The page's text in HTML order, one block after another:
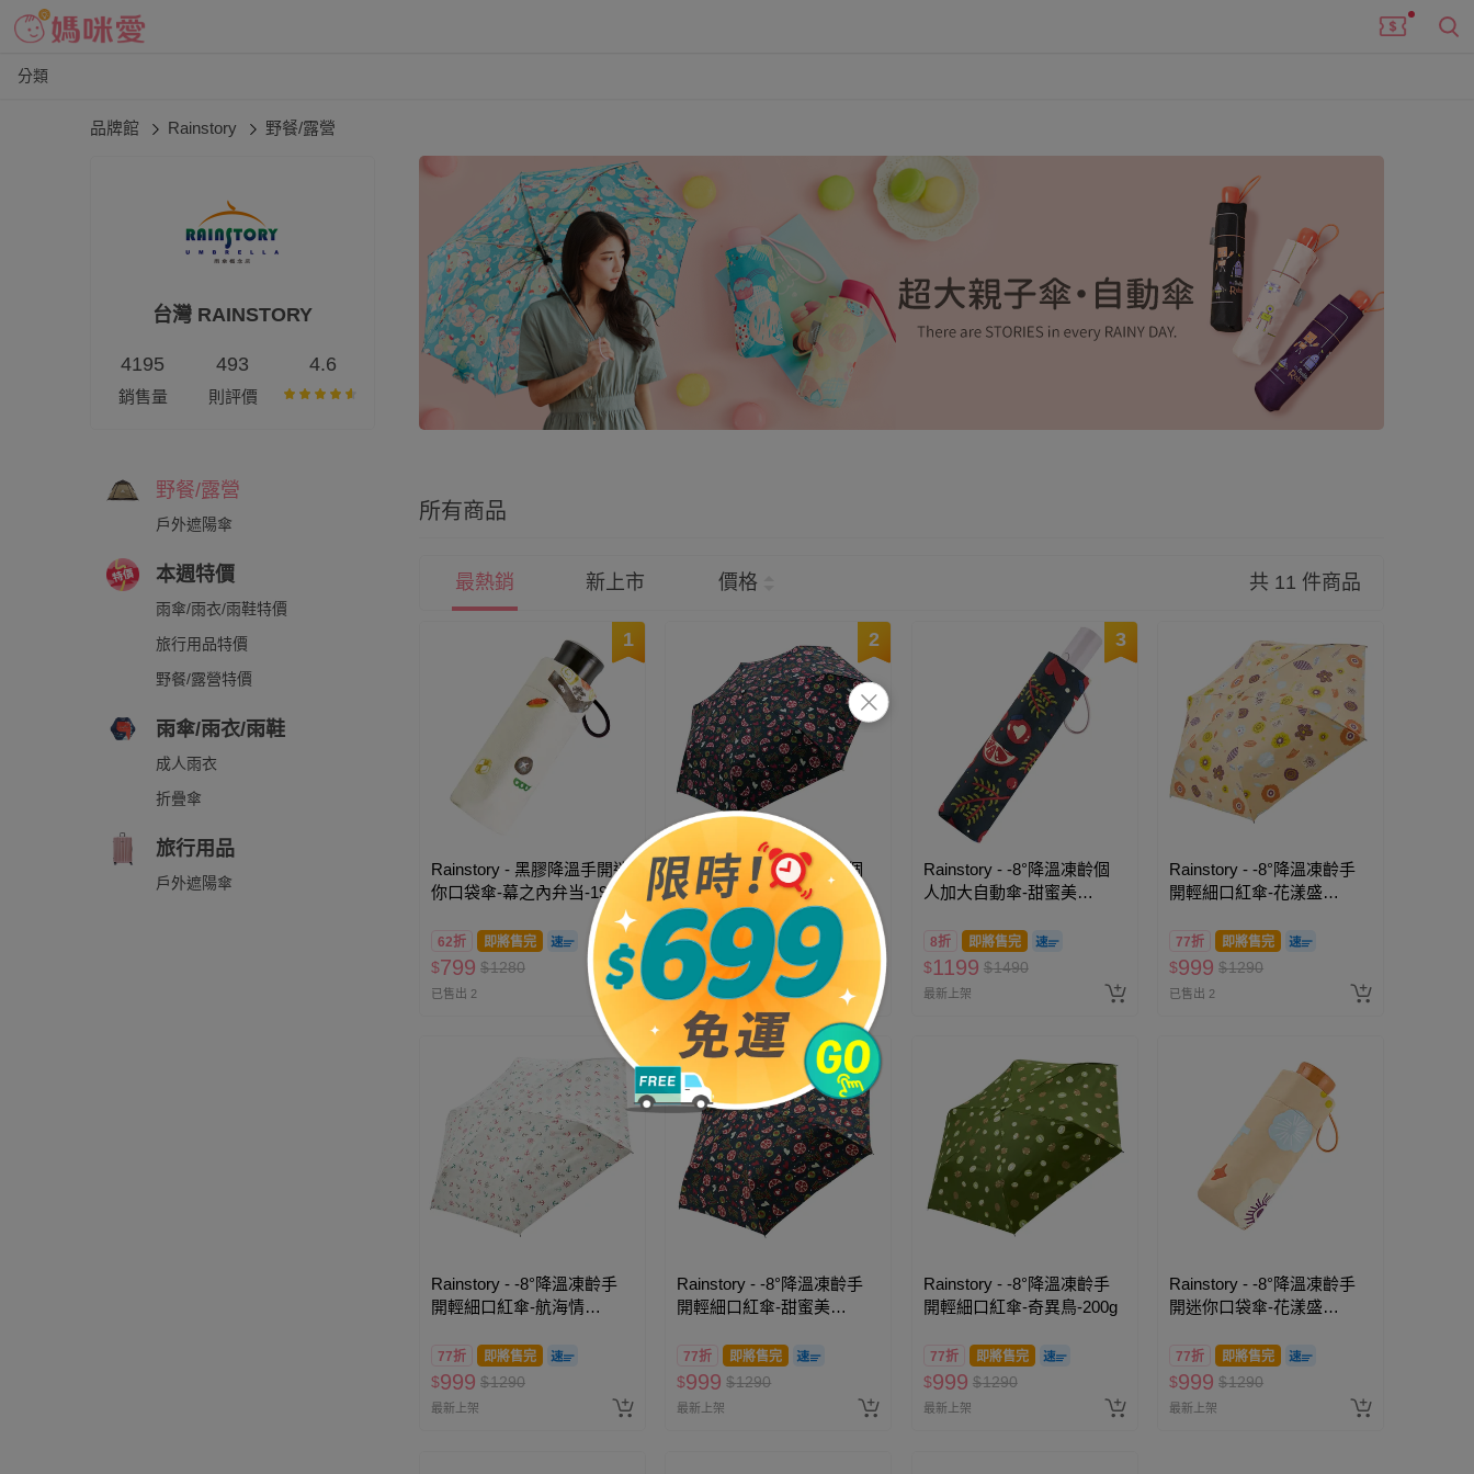
分類
品牌館 Rainstory 野餐/露營
台灣 RAINSTORY
4195
銷售量
493
則評價
4.6
野餐/露營
戶外遮陽傘
本週特價
雨傘/雨衣/雨鞋特價
旅行用品特價
野餐/露營特價
雨傘/雨衣/雨鞋
成人雨衣
折疊傘
旅行用品
戶外遮陽傘
所有商品
最熱銷 新上市 價格 共 11 件商品
1
Rainstory - 黑膠降溫手開迷
你口袋傘-幕之內弁当-195g
62折 即將售完
$799 $1280
已售出 2
2
Rainstory - -8°降溫凍齡個
人自動傘-甜蜜美味-300g
79折 即將售完
$ 1099 $1390
最新上架
3
Rainstory - -8°降溫凍齡個
人加大自動傘-甜蜜美
8折 即將售完
$1199 $1490
最新上架
Rainstory - -8°降溫凍齡手
開輕細口紅傘-花漾盛
77折 即將售完
$999 $1290
已售出 2
Rainstory - -8°降溫凍齡手
開輕細口紅傘-航海情
77折 即將售完
$999 $1290
最新上架
Rainstory - -8°降溫凍齡手
開輕細口紅傘-甜蜜美
77折 即將售完
$999 $1290
最新上架
Rainstory - -8°降溫凍齡手
開輕細口紅傘-奇異鳥-200g
77折 即將售完
$999 $1290
最新上架
Rainstory - -8°降溫凍齡手
開迷你口袋傘-花漾盛
77折 即將售完
$999 $1290
最新上架